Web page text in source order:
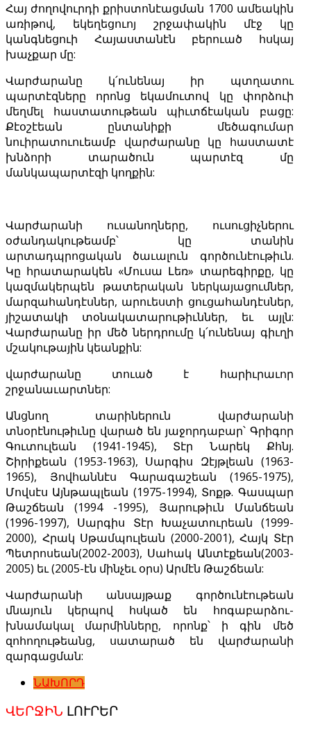
Հայ ժողովուրդի քրիստոնէացման 1700 ամեակին
առիթով, եկեղեցուոյ շրջափակին մէջ կը
կանգնեցուի Հայաստանէն բերուած հսկայ
խաչքար մը:
Վարժարանը կ՛ունենայ իր պտղատու
պարտէզները որոնց եկամուտով կը փորձուի
մեղմել հաստատութեան պիւտճէական բացը:
Քէօշէեան ընտանիքի մեծագումար
նուիրատուուեամբ վարժարանը կը հաստատէ
խնձորի տարածուն պարտէզ մը
մանկապարտէզի կողքին:
Վարժարանի ուսանողները, ուսուցիչներու
օժանդակութեամբ՝ կը տանին
արտադպրոցական ծաւալուն գործունէութիւն.
Կը հրատարակեն «Մուսա Լեռ» տարեգիրքը, կը
կազմակերպեն թատերական ներկայացումներ,
մարզահանդէսներ, արուեստի ցուցահանդէսներ,
յիշատակի տօնակատարութիւններ, եւ այլն:
Վարժարանը իր մեծ ներդրումը կ՛ունենայ գիւղի
մշակութային կեանքին:
վարժարանը տուած է հարիւրաւոր
շրջանաւարտներ:
Անցնող տարիներուն վարժարանի
տնօրէնութիւնը վարած են յաջորդաբար՝ Գրիգոր
Գուտուլեան (1941-1945), Տէր Նարեկ Քհնյ.
Շիրիքեան (1953-1963), Սարգիս Զէյթլեան (1963-
1965), Յովհաննէս Գարագաշեան (1965-1975),
Մովսէս Այնթապլեան (1975-1994), Տոքթ. Գասպար
Թաշճեան (1994 -1995), Յարութիւն Մանճեան
(1996-1997), Սարգիս Տէր Խաչատուրեան (1999-
2000), Հրակ Սթամպուլեան (2000-2001), Հայկ Տէր
Պետրոսեան(2002-2003), Սահակ Անտէքեան(2003-
2005) եւ (2005-էն մինչեւ օրս) Արմէն Թաշճեան:
Վարժարանի անսայթաք գործունէութեան
մնայուն կերպով հսկած են հոգաբարձու-
խնամակալ մարմինները, որոնք՝ ի գին մեծ
զոհողութեանց, սատարած են վարժարանի
զարգացման:
ՆԱԽՈՐԴ
ՎԵՐՋԻՆ ԼՈՒՐԵՐ